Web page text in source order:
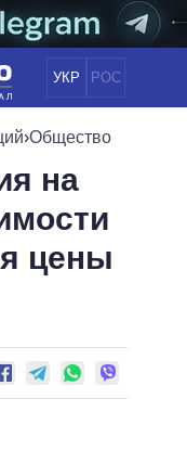
УКР РОС
›Общество
на
цены